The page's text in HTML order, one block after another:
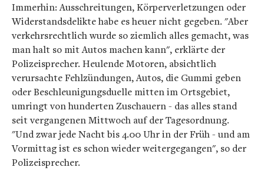
Immerhin: Ausschreitungen, Körperverletzungen oder
Widerstandsdelikte habe es heuer nicht gegeben. "Aber
verkehrsrechtlich wurde so ziemlich alles gemacht, was
man halt so mit Autos machen kann", erklärte der
Polizeisprecher. Heulende Motoren, absichtlich
verursachte Fehlzündungen, Autos, die Gummi geben
oder Beschleunigungsduelle mitten im Ortsgebiet,
umringt von hunderten Zuschauern - das alles stand
seit vergangenen Mittwoch auf der Tagesordnung.
"Und zwar jede Nacht bis 4.00 Uhr in der Früh - und am
Vormittag ist es schon wieder weitergegangen", so der
Polizeisprecher.